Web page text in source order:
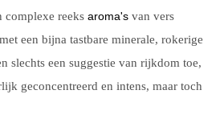
complexe reeks aroma's van vers
een bijna tastbare minerale, rokerige
slechts een suggestie van rijkdom toe,
geconcentreerd en intens, maar toch